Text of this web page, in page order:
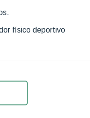
físico deportivo